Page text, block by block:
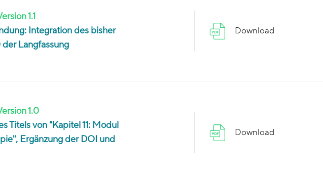
1.1
Integration des bisher
Langfassung
Download
1.0
Titels von "Kapitel 11: Modul
Ergänzung der DOI und
Download